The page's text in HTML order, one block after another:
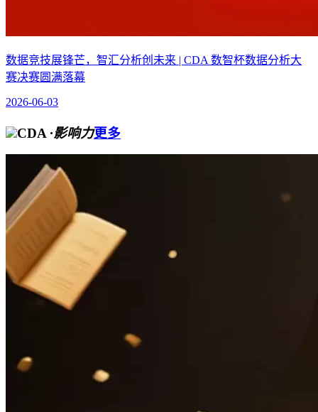
数据竞技展锋芒，智汇分析创未来 | CDA 数智杯数据分析大
赛决赛圆满落幕
2026-06-03
CDA ·影响力更多